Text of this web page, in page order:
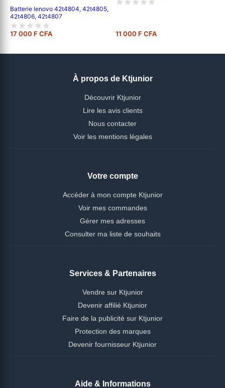
Batterie lenovo 42t4804, 42t4805,
42t4806, 42t4807
17 000 F CFA 11 000 F CFA
À propos de Ktjunior
Découvrir Ktjunior
Lire les avis clients
Nous contacter
Voir les mentions légales
Votre compte
Accéder à mon compte Ktjunior
Voir mes commandes
Gérer mes adresses
Consulter ma liste de souhaits
Services & Partenaires
Vendre sur Ktjunior
Devenir affilié Ktjunior
Faire de la publicité sur Ktjunior
Protection des marques
Devenir fournisseur Ktjunior
Aide & Informations